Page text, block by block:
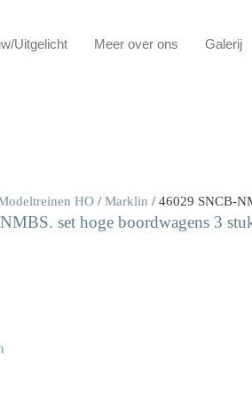
Uitgelicht Meer over ons Galerij
HO/ Marklin / 46029 SNCB-
set hoge boordwagens 3